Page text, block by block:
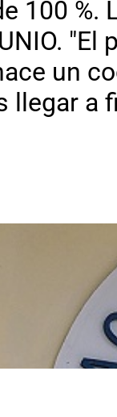
100 %.
un
llegar a